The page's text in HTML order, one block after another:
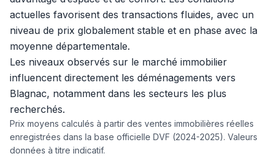
actuelles favorisent des transactions fluides, avec un
niveau de prix globalement stable et en phase avec la
moyenne départementale.
Les niveaux observés sur le marché immobilier
influencent directement les déménagements vers
Blagnac, notamment dans les secteurs les plus
recherchés.
Prix moyens calculés à partir des ventes immobilières réelles
enregistrées dans la base officielle DVF (2024-2025). Valeurs
données à titre indicatif.